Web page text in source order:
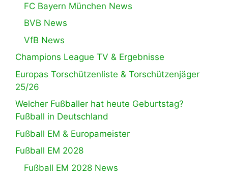
FC Bayern München News
BVB News
VfB News
Champions League TV & Ergebnisse
Europas Torschützenliste & Torschützenjäger
25/26
Welcher Fußballer hat heute Geburtstag?
Fußball in Deutschland
Fußball EM & Europameister
Fußball EM 2028
Fußball EM 2028 News